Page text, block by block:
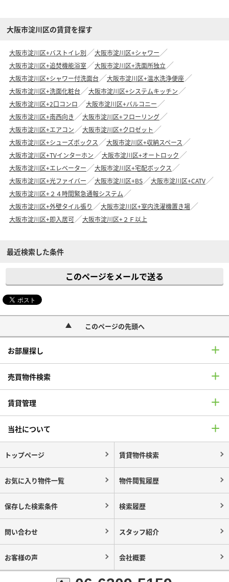
大阪市淀川区の賃貸を探す
大阪市淀川区+バストイレ別
大阪市淀川区+シャワー
大阪市淀川区+追焚機能浴室
大阪市淀川区+洗面所独立
大阪市淀川区+シャワー付洗面台
大阪市淀川区+温水洗浄便座
大阪市淀川区+洗面化粧台
大阪市淀川区+システムキッチン
大阪市淀川区+2口コンロ
大阪市淀川区+バルコニー
大阪市淀川区+南西向き
大阪市淀川区+フローリング
大阪市淀川区+エアコン
大阪市淀川区+クロゼット
大阪市淀川区+シューズボックス
大阪市淀川区+収納スペース
大阪市淀川区+TVインターホン
大阪市淀川区+オートロック
大阪市淀川区+エレベーター
大阪市淀川区+宅配ボックス
大阪市淀川区+光ファイバー
大阪市淀川区+BS
大阪市淀川区+CATV
大阪市淀川区+２４時間緊急通報システム
大阪市淀川区+外壁タイル張り
大阪市淀川区+室内洗濯機置き場
大阪市淀川区+即入居可
大阪市淀川区+２Ｆ以上
最近検索した条件
このページをメールで送る
このページの先頭へ
お部屋探し
売買物件検索
賃貸管理
当社について
トップページ 賃貸物件検索
お気に入り物件一覧 物件閲覧履歴
保存した検索条件 検索履歴
問い合わせ スタッフ紹介
お客様の声 会社概要